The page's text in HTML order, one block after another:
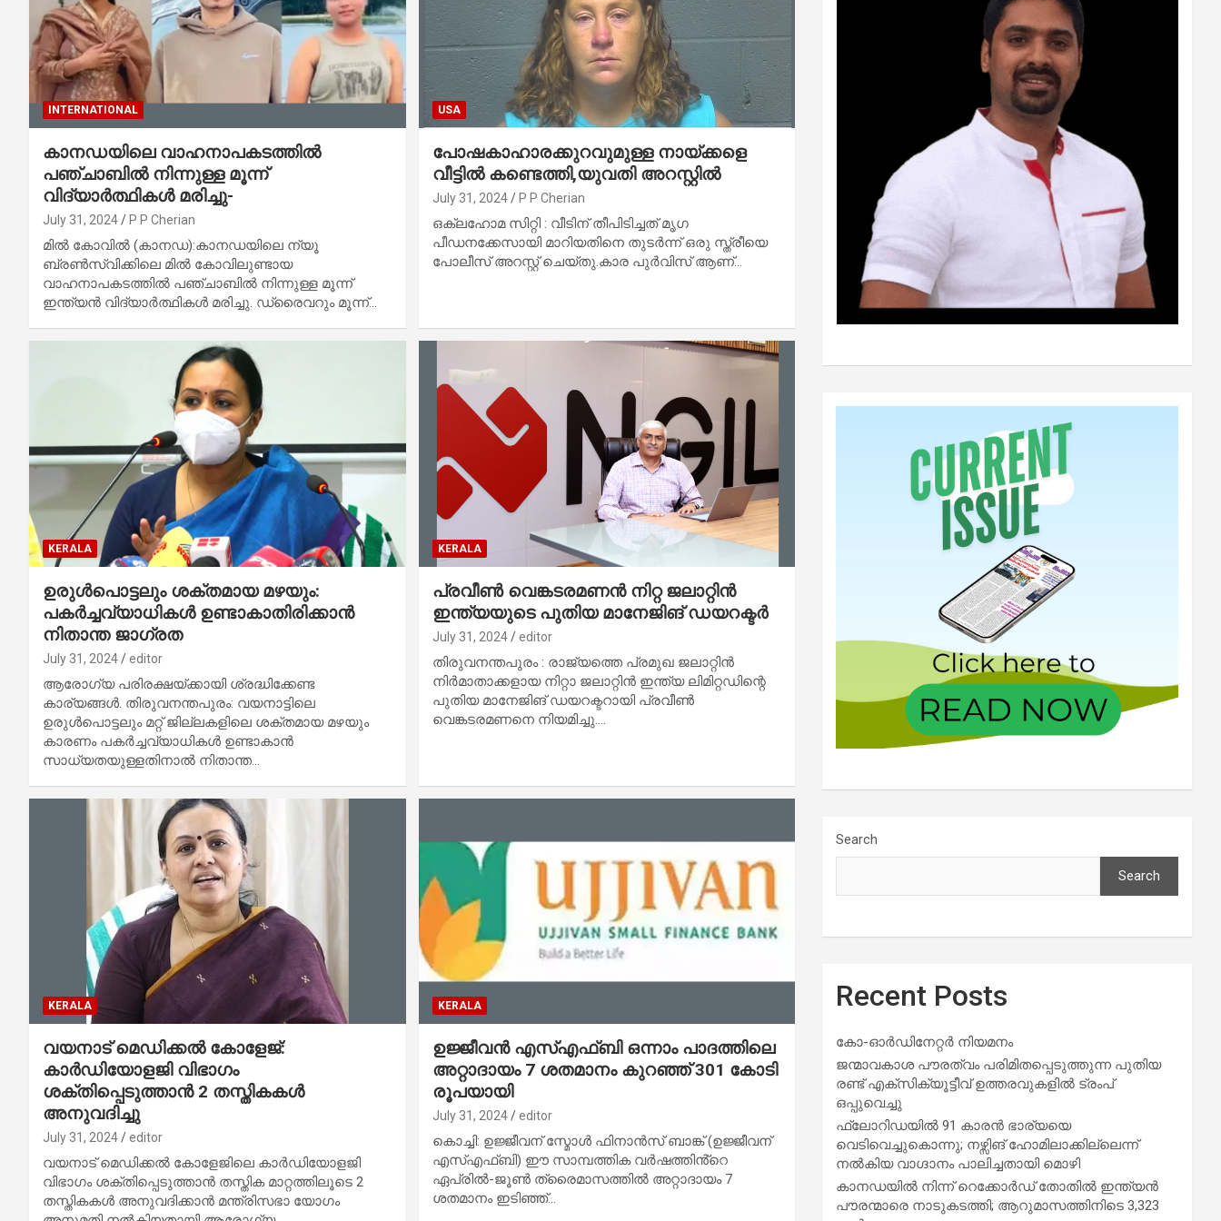
INTERNATIONAL
കാനഡയിലെ വാഹനാപകടത്തിൽ
പഞ്ചാബിൽ നിന്നുള്ള മൂന്ന്
വിദ്യാർത്ഥികൾ മരിച്ചു-
July 31, 2024 P P Cherian
മിൽ കോവിൽ (കാനഡ):കാനഡയിലെ ന്യൂ
ബ്രൺസ്‌വിക്കിലെ മിൽ കോവിലുണ്ടായ
വാഹനാപകടത്തിൽ പഞ്ചാബിൽ നിന്നുള്ള മൂന്ന്
ഇന്ത്യൻ വിദ്യാർത്ഥികൾ മരിച്ചു. ഡ്രൈവറും മൂന്ന്…
USA
പോഷകാഹാരക്കുറവുമുള്ള നായ്ക്കളെ
വീട്ടിൽ കണ്ടെത്തി,യുവതി അറസ്റ്റിൽ
July 31, 2024 P P Cherian
ഒക്‌ലഹോമ സിറ്റി : വീടിന് തീപിടിച്ചത് മൃഗ
പീഡനക്കേസായി മാറിയതിനെ തുടർന്ന് ഒരു സ്ത്രീയെ
പോലീസ് അറസ്റ്റ് ചെയ്തു.കാര പുർവിസ് ആണ്…
KERALA
ഉരുള്‍പൊട്ടലും ശക്തമായ മഴയും:
പകര്‍ച്ചവ്യാധികള്‍ ഉണ്ടാകാതിരിക്കാന്‍
നിതാന്ത ജാഗ്രത
July 31, 2024 editor
ആരോഗ്യ പരിരക്ഷയ്ക്കായി ശ്രദ്ധിക്കേണ്ട
കാര്യങ്ങള്‍. തിരുവനന്തപുരം: വയനാട്ടിലെ
ഉരുള്‍പൊട്ടലും മറ്റ് ജില്ലകളിലെ ശക്തമായ മഴയും
കാരണം പകര്‍ച്ചവ്യാധികള്‍ ഉണ്ടാകാന്‍
സാധ്യതയുള്ളതിനാല്‍ നിതാന്ത…
KERALA
പ്രവീണ്‍ വെങ്കടരമണന്‍ നിറ്റ ജലാറ്റിന്‍
ഇന്ത്യയുടെ പുതിയ മാനേജിങ് ഡയറക്ടര്‍
July 31, 2024 editor
തിരുവനന്തപുരം : രാജ്യത്തെ പ്രമുഖ ജലാറ്റിന്‍
നിര്‍മാതാക്കളായ നിറ്റാ ജലാറ്റിന്‍ ഇന്ത്യ ലിമിറ്റഡിന്റെ
പുതിയ മാനേജിങ് ഡയറക്ടറായി പ്രവീണ്‍
വെങ്കടരമണനെ നിയമിച്ചു.…
KERALA
വയനാട് മെഡിക്കല്‍ കോളേജ്:
കാര്‍ഡിയോളജി വിഭാഗം
ശക്തിപ്പെടുത്താന്‍ 2 തസ്തികകള്‍
അനുവദിച്ചു
July 31, 2024 editor
വയനാട് മെഡിക്കല്‍ കോളേജിലെ കാര്‍ഡിയോളജി
വിഭാഗം ശക്തിപ്പെടുത്താന്‍ തസ്തിക മാറ്റത്തിലൂടെ 2
തസ്തികകള്‍ അനുവദിക്കാന്‍ മന്ത്രിസഭാ യോഗം
KERALA
ഉജ്ജീവൻ എസ്എഫ്ബി ഒന്നാം പാദത്തിലെ
അറ്റാദായം 7 ശതമാനം കുറഞ്ഞ് 301 കോടി
രൂപയായി
July 31, 2024 editor
കൊച്ചി: ഉജ്ജീവന് സ്മോൾ ഫിനാൻസ് ബാങ്ക് (ഉജ്ജീവന്
എസ്എഫ്ബി) ഈ സാമ്പത്തിക വർഷത്തിൻ്റെ
ഏപ്രിൽ-ജൂൺ ത്രൈമാസത്തിൽ അറ്റാദായം 7
ശതമാനം ഇടിഞ്ഞ്…
Search
Search
Recent Posts
കോ-ഓർഡിനേറ്റർ നിയമനം
ജന്മാവകാശ പൗരത്വം പരിമിതപ്പെടുത്തുന്ന പുതിയ
രണ്ട് എക്സിക്യൂട്ടീവ് ഉത്തരവുകളിൽ ട്രംപ്
ഒപ്പുവെച്ചു
ഫ്ലോറിഡയിൽ 91 കാരൻ ഭാര്യയെ
വെടിവെച്ചുകൊന്നു; നഴ്സിങ് ഹോമിലാക്കില്ലെന്ന്
നൽകിയ വാഗ്ദാനം പാലിച്ചതായി മൊഴി
കാനഡയിൽ നിന്ന് റെക്കോർഡ് തോതിൽ ഇന്ത്യൻ
പൗരന്മാരെ നാടുകടത്തി; ആറുമാസത്തിനിടെ 3,323